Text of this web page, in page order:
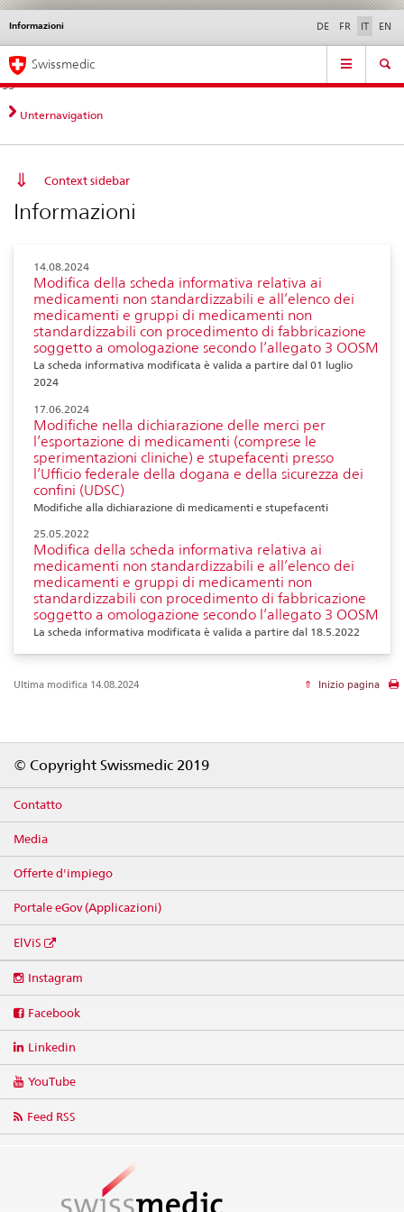
Navigazione
diretta:
novità,
aspetti
contatto
Novità &
norme
Contatto | Supporto &
aiuto
Informazioni DE FR IT EN
Service
Navigation
Swissmedic
Unternavigation
Context sidebar
Informazioni
14.08.2024
Modifica della scheda informativa relativa ai
medicamenti non standardizzabili e all’elenco dei
medicamenti e gruppi di medicamenti non
standardizzabili con procedimento di fabbricazione
soggetto a omologazione secondo l’allegato 3 OOSM
La scheda informativa modificata è valida a partire dal 01 luglio
2024
17.06.2024
Modifiche nella dichiarazione delle merci per
l’esportazione di medicamenti (comprese le
sperimentazioni cliniche) e stupefacenti presso
l’Ufficio federale della dogana e della sicurezza dei
confini (UDSC)
Modifiche alla dichiarazione di medicamenti e stupefacenti
25.05.2022
Modifica della scheda informativa relativa ai
medicamenti non standardizzabili e all’elenco dei
medicamenti e gruppi di medicamenti non
standardizzabili con procedimento di fabbricazione
soggetto a omologazione secondo l’allegato 3 OOSM
La scheda informativa modificata è valida a partire dal 18.5.2022
Ultima modifica 14.08.2024 Inizio pagina
© Copyright Swissmedic 2019
Contatto
Media
Offerte d'impiego
Portale eGov (Applicazioni)
ElViS
media
Instagram
Facebook
Linkedin
YouTube
Feed RSS